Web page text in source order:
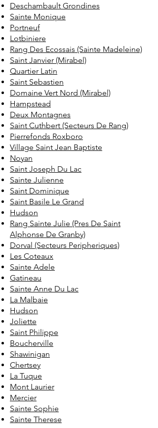
Deschambault Grondines
Sainte Monique
Portneuf
Lotbiniere
Rang Des Ecossais (Sainte Madeleine)
Saint Janvier (Mirabel)
Quartier Latin
Saint Sebastien
Domaine Vert Nord (Mirabel)
Hampstead
Deux Montagnes
Saint Cuthbert (Secteurs De Rang)
Pierrefonds Roxboro
Village Saint Jean Baptiste
Noyan
Saint Joseph Du Lac
Sainte Julienne
Saint Dominique
Saint Basile Le Grand
Hudson
Rang Sainte Julie (Pres De Saint
Alphonse De Granby)
Dorval (Secteurs Peripheriques)
Les Coteaux
Sainte Adele
Gatineau
Sainte Anne Du Lac
La Malbaie
Hudson
Joliette
Saint Philippe
Boucherville
Shawinigan
Chertsey
La Tuque
Mont Laurier
Mercier
Sainte Sophie
Sainte Therese